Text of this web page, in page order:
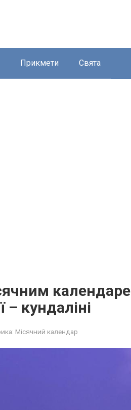
Прикмети Свята
– кундаліні
Місячний календар